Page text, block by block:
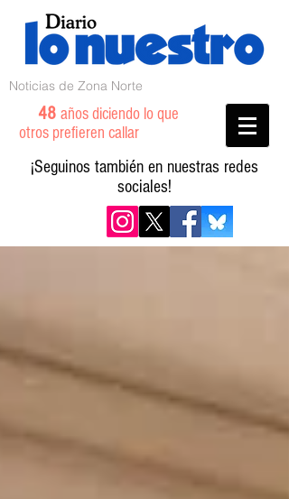
Noticias de Zona Norte
48 años diciendo lo que
otros prefieren callar
¡Seguinos también en nuestras redes
sociales!